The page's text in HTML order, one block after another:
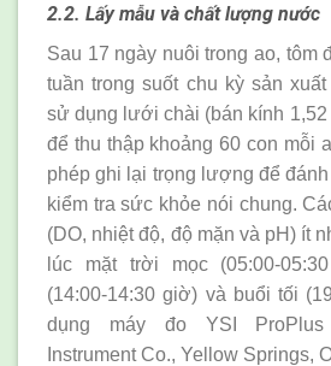
2.2. Lấy mẫu và chất lượng nước
Sau 17 ngày nuôi trong ao, tôm
tuần trong suốt chu kỳ sản
sử dụng lưới chài (bán kính
để thu thập khoảng 60 con mỗi
phép ghi lại trọng lượng để
kiểm tra sức khỏe nói chung.
(DO, nhiệt độ, độ mặn và pH) ít
lúc mặt trời mọc (05:00-
(14:00-14:30 giờ) và buổi tối
dụng máy đo YSI ProPlus
Instrument Co., Yellow Springs,